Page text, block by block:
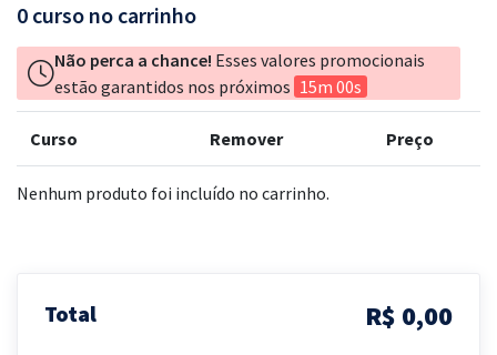
0 curso no carrinho
Não perca a chance! Esses valores promocionais
estão garantidos nos próximos 15m 00s
Curso Remover Preço
Nenhum produto foi incluído no carrinho.
Total R$ 0,00